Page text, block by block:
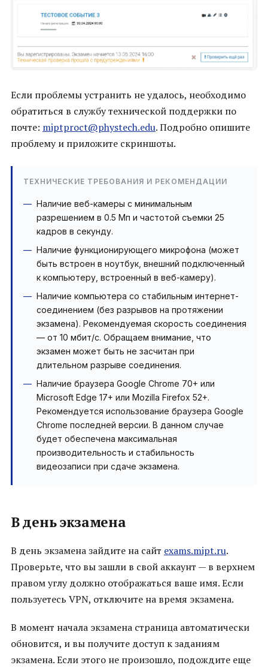
Если проблемы устранить не удалось, необходимо
обратиться в службу технической поддержки по
почте: miptproct@phystech.edu. Подробно опишите
проблему и приложите скриншоты.
ТЕХНИЧЕСКИЕ ТРЕБОВАНИЯ И РЕКОМЕНДАЦИИ
Наличие веб-камеры с минимальным
разрешением в 0.5 Мп и частотой съемки 25
кадров в секунду.
Наличие функционирующего микрофона (может
быть встроен в ноутбук, внешний подключенный
к компьютеру, встроенный в веб-камеру).
Наличие компьютера со стабильным интернет-
соединением (без разрывов на протяжении
экзамена). Рекомендуемая скорость соединения
— от 10 мбит/с. Обращаем внимание, что
экзамен может быть не засчитан при
длительном разрыве соединения.
Наличие браузера Google Chrome 70+ или
Microsoft Edge 17+ или Mozilla Firefox 52+.
Рекомендуется использование браузера Google
Chrome последней версии. В данном случае
будет обеспечена максимальная
производительность и стабильность
видеозаписи при сдаче экзамена.
В день экзамена
В день экзамена зайдите на сайт exams.mipt.ru.
Проверьте, что вы зашли в свой аккаунт — в верхнем
правом углу должно отображаться ваше имя. Если
пользуетесь VPN, отключите на время экзамена.
В момент начала экзамена страница автоматически
обновится, и вы получите доступ к заданиям
экзамена. Если этого не произошло, подождите еще